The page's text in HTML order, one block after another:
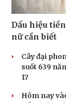
Dấu hiệu
nữ cần biết
Cây đại
suốt 639
17
Hôm nay